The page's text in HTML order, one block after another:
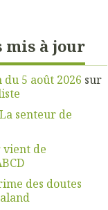
mis à jour
5 août 2026 sur
La senteur de
de
des doutes